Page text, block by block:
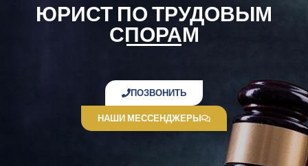
ЮРИСТ ПО ТРУДОВЫМ
СПОРАМ
ПОЗВОНИТЬ
НАШИ МЕССЕНДЖЕРЫ